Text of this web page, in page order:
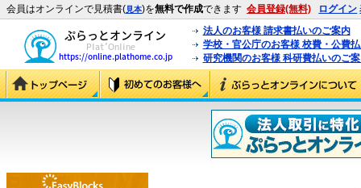
会員はオンラインで見積書(見本)を無料で作成できます 会員登録(無料) ログイン
法人のお客様 請求書払いのご案内
学校・官公庁のお客様 校費・公費
研究機関のお客様 科研費払いのご